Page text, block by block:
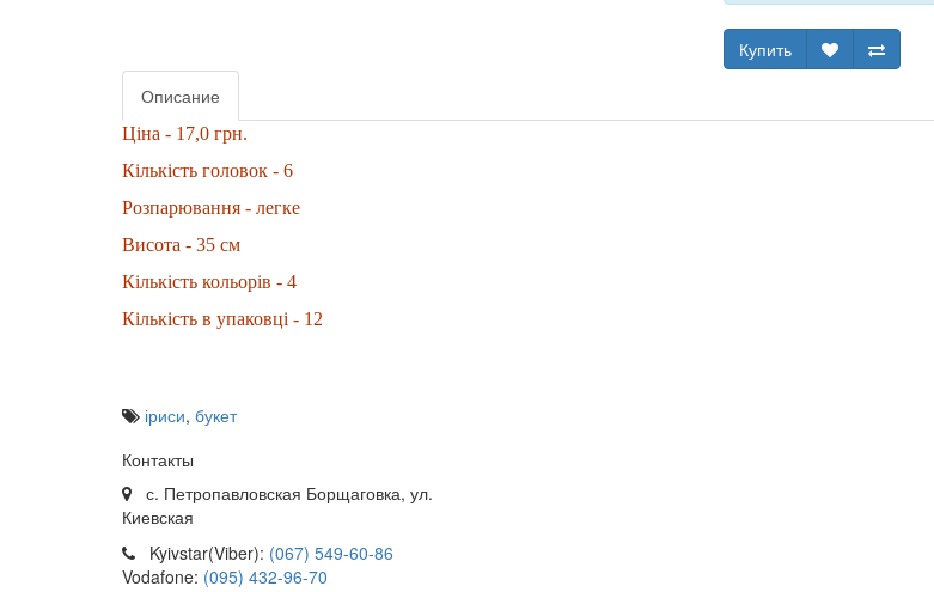
Купить
Описание
Ціна - 17,0 грн.
Кількість головок - 6
Розпарювання - легке
Висота - 35 см
Кількість кольорів - 4
Кількість в упаковці - 12
іриси, букет
Контакты
с. Петропавловская Борщаговка, ул.
Киевская
Kyivstar(Viber): (067) 549-60-86
Vodafone: (095) 432-96-70